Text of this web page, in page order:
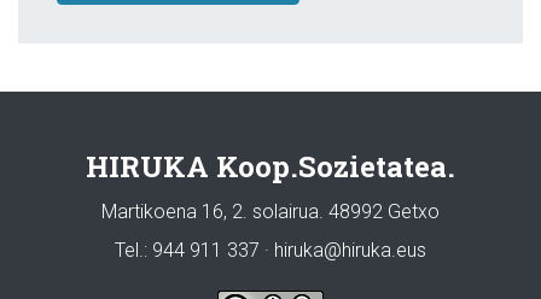
HIRUKA Koop.Sozietatea.
Martikoena 16, 2. solairua. 48992 Getxo
Tel.: 944 911 337 · hiruka@hiruka.eus